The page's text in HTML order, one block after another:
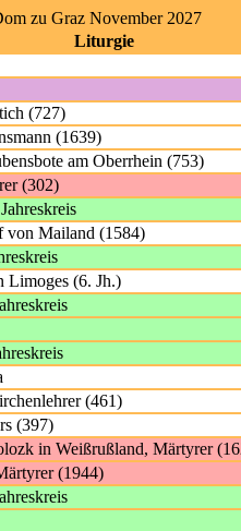
zu Graz November 2027
Liturgie
(727)
(1639)
am Oberrhein (753)
(302)
von Mailand (1584)
Limoges (6. Jh.)
(461)
(397)
in Weißrußland, Märtyrer
(1944)